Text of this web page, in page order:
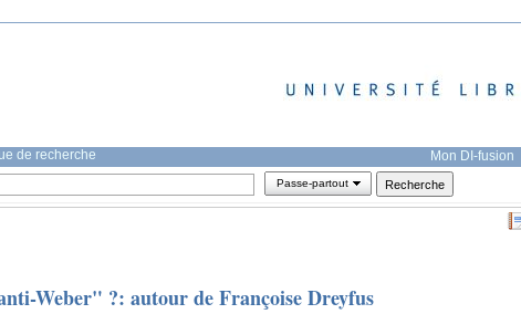
de recherche Mon DI-fusion
Passe-partout
Weber" ?: autour de Françoise Dreyfus